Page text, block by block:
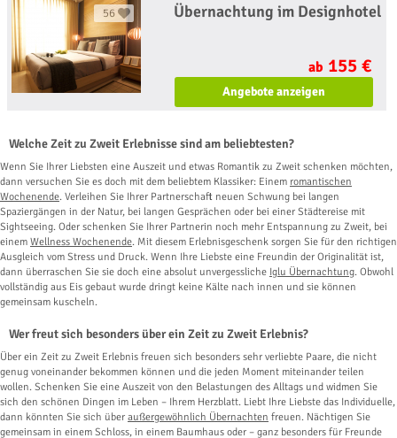
56 Übernachtung im Designhotel
ab 155 €
Angebote anzeigen
Welche Zeit zu Zweit Erlebnisse sind am beliebtesten?
Wenn Sie Ihrer Liebsten eine Auszeit und etwas Romantik zu Zweit schenken möchten,
dann versuchen Sie es doch mit dem beliebtem Klassiker: Einem romantischen
Wochenende. Verleihen Sie Ihrer Partnerschaft neuen Schwung bei langen
Spaziergängen in der Natur, bei langen Gesprächen oder bei einer Städtereise mit
Sightseeing. Oder schenken Sie Ihrer Partnerin noch mehr Entspannung zu Zweit, bei
einem Wellness Wochenende. Mit diesem Erlebnisgeschenk sorgen Sie für den richtigen
Ausgleich vom Stress und Druck. Wenn Ihre Liebste eine Freundin der Originalität ist,
dann überraschen Sie sie doch eine absolut unvergessliche Iglu Übernachtung. Obwohl
vollständig aus Eis gebaut wurde dringt keine Kälte nach innen und sie können
gemeinsam kuscheln.
Wer freut sich besonders über ein Zeit zu Zweit Erlebnis?
Über ein Zeit zu Zweit Erlebnis freuen sich besonders sehr verliebte Paare, die nicht
genug voneinander bekommen können und die jeden Moment miteinander teilen
wollen. Schenken Sie eine Auszeit von den Belastungen des Alltags und widmen Sie
sich den schönen Dingen im Leben – Ihrem Herzblatt. Liebt Ihre Liebste das Individuelle,
dann könnten Sie sich über außergewöhnlich Übernachten freuen. Nächtigen Sie
gemeinsam in einem Schloss, in einem Baumhaus oder – ganz besonders für Freunde